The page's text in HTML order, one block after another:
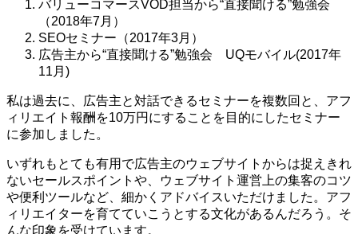
バリューコマースVOD担当から“直接聞ける”勉強会
（2018年7月）
SEOセミナー（2017年3月）
広告主から“直接聞ける”勉強会 UQモバイル(2017年
11月)
私は過去に、広告主と対話できるセミナーを複数回と、アフ
ィリエイト報酬を10万円にすることを目的にしたセミナー
に参加しました。
いずれもとても有用で広告主のウェブサイトからは捉えきれ
ないセールスポイントや、ウェブサイト運営上の集客のコツ
や便利ツールなど、細かくアドバイスいただけました。アフ
ィリエイターを育てていこうとする文化があるんだろう。そ
んな印象を受けています。